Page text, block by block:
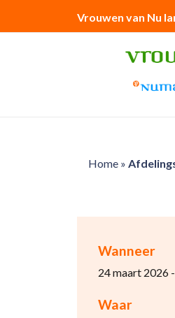
Vrouwen van Nu
Home»
Wanneer
24 maart 2026
Waar